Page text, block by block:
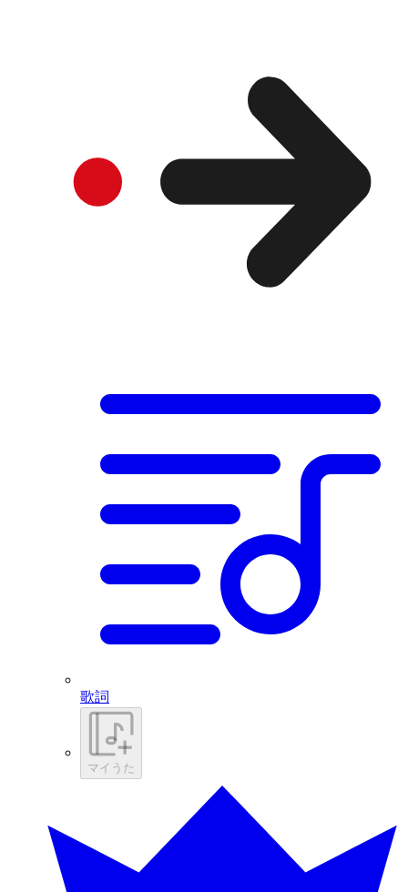
歌詞
マイうた